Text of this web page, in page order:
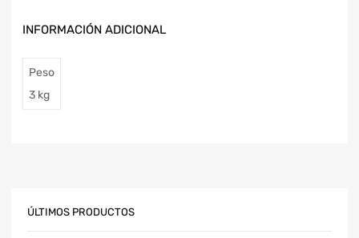
INFORMACIÓN ADICIONAL
Peso
3 kg
ÚLTIMOS PRODUCTOS